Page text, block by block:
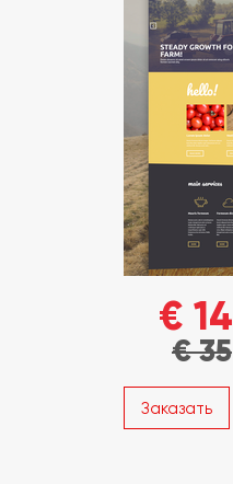
€ 14
€ 35
Заказать